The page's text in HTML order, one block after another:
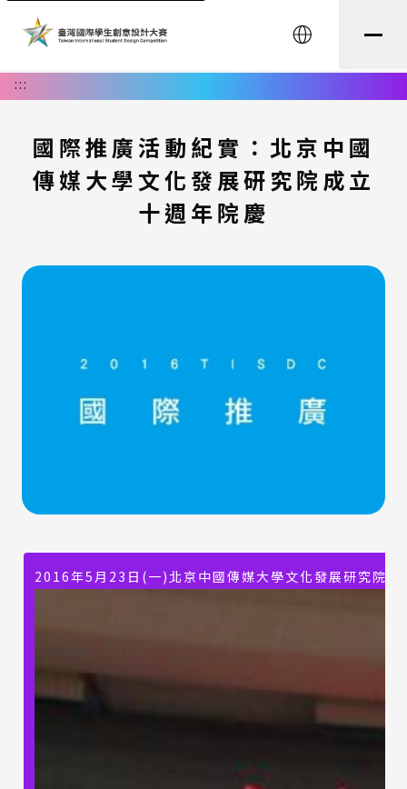
English
:::
國際推廣活動紀實：北京中國
傳媒大學文化發展研究院成立
十週年院慶
2016年5月23日(一)北京中國傳媒大學文化發展研究院